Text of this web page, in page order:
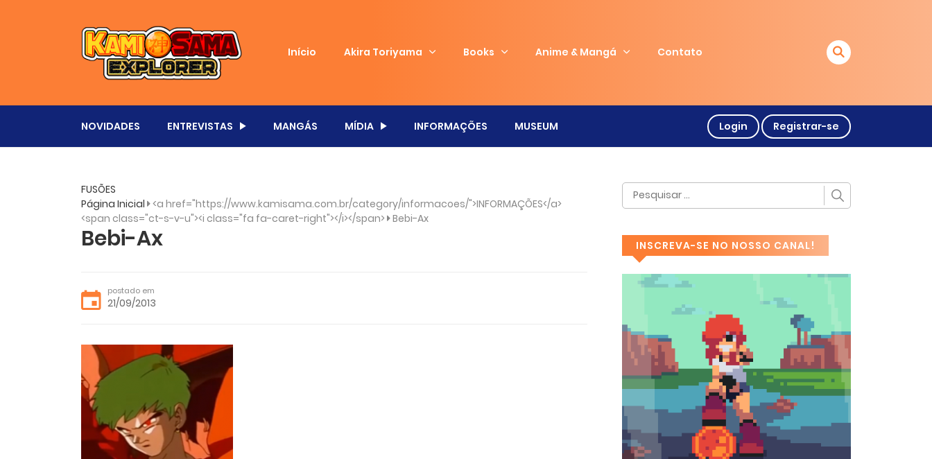
Início Akira Toriyama Books Anime & Mangá Contato
NOVIDADES ENTREVISTAS MANGÁS MÍDIA INFORMAÇÕES MUSEUM Login Registrar-se
FUSÕES
Página Inicial <a href="https://www.kamisama.com.br/category/informacoes/">INFORMAÇÕES</a>
<span class="ct-s-v-u"><i class="fa fa-caret-right"></i></span> Bebi-Ax
Bebi-Ax
postado em
21/09/2013
INSCREVA-SE NO NOSSO CANAL!